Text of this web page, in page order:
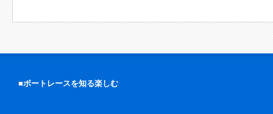
■ボートレースを知る楽しむ